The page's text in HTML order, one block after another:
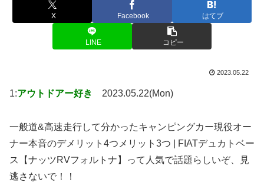
X Facebook はてブ
LINE コピー
2023.05.22
1:アウトドアー好き 2023.05.22(Mon)
一般道&高速走行して分かったキャンピングカー現役オー
ナー本音のデメリット4つメリット3つ | FIATデュカトベー
ス【ナッツRVフォルトナ】って人気で話題らしいぞ、見
逃さないで！！